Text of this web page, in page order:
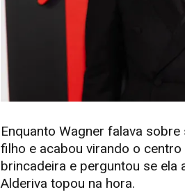
Enquanto Wagner falava
filho e acabou virando o
brincadeira e perguntou se ela
Alderiva topou na hora.